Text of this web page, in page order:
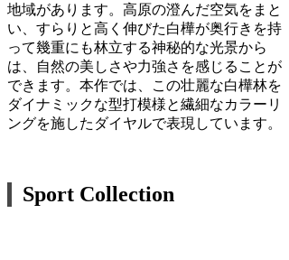
地域があります。⾼原の澄んだ空気をまと
い、すらりと⾼く伸びた⽩樺が奥⾏きを持
って幾重にも林⽴する神秘的な光景から
は、⾃然の美しさや⼒強さを感じることが
できます。本作では、この壮麗な⽩樺林を
ダイナミックな型打模様と繊細なカラーリ
ングを施したダイヤルで表現しています。
Sport Collection